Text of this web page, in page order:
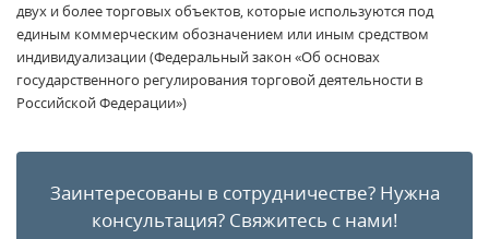
двух и более торговых объектов, которые используются под
единым коммерческим обозначением или иным средством
индивидуализации (Федеральный закон «Об основах
государственного регулирования торговой деятельности в
Российской Федерации»)
Заинтересованы в сотрудничестве?Нужна
консультация? Свяжитесь с нами!